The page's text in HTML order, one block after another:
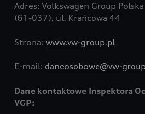
Adres: Volkswagen Group
(61-037), ul. Krańcowa 44
Strona: www.vw-group.pl
E-mail: daneosobowe@vw-
Dane kontaktowe Inspektora
VGP: